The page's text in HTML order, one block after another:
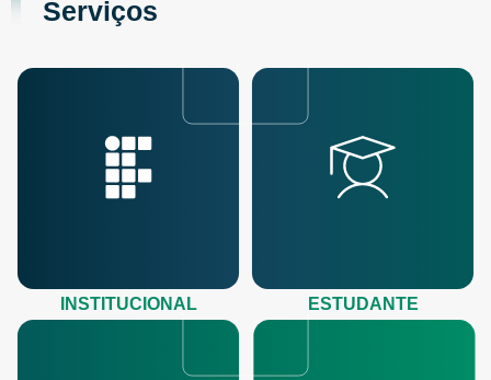
Serviços
INSTITUCIONAL ESTUDANTE